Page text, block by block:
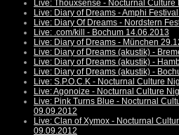
Live: Thouxsense - Nocturnal
Live: Diary of Dreams - Amphi
Live: Diary Of Dreams - Nordstern
Live: .com/kill - Bochum 14.06.2013
Live: Diary of Dreams - München
Live: Diary of Dreams (akustik) -
Live: Diary of Dreams (akustik) -
Live: Diary of Dreams (akustik) -
Live: S.P.O.C.K - Nocturnal Culture
Live: Agonoize - Nocturnal Culture
Live: Pink Turns Blue - Nocturnal
09.09.2012
Live: Clan of Xymox - Nocturnal
09.09.2012